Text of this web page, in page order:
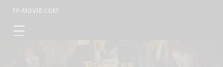
FP-MOVIE.COM
☰